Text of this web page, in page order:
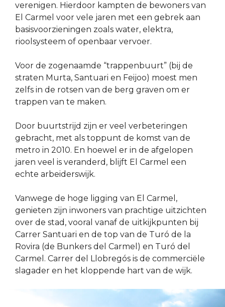
verenigen. Hierdoor kampten de bewoners van
El Carmel voor vele jaren met een gebrek aan
basisvoorzieningen zoals water, elektra,
rioolsysteem of openbaar vervoer.
Voor de zogenaamde “trappenbuurt” (bij de
straten Murta, Santuari en Feijoo) moest men
zelfs in de rotsen van de berg graven om er
trappen van te maken.
Door buurtstrijd zijn er veel verbeteringen
gebracht, met als toppunt de komst van de
metro in 2010. En hoewel er in de afgelopen
jaren veel is veranderd, blijft El Carmel een
echte arbeiderswijk.
Vanwege de hoge ligging van El Carmel,
genieten zijn inwoners van prachtige uitzichten
over de stad, vooral vanaf de uitkijkpunten bij
Carrer Santuari en de top van de Turó de la
Rovira (de Bunkers del Carmel) en Turó del
Carmel. Carrer del Llobregós is de commerciële
slagader en het kloppende hart van de wijk.